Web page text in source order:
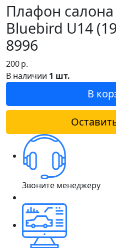
Плафон
Bluebird U14
8996
200р.
В наличии 1 шт.
В
Звоните менеджеру